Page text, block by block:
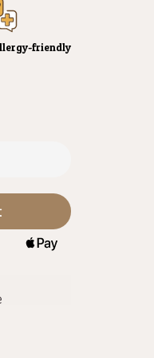
friendly